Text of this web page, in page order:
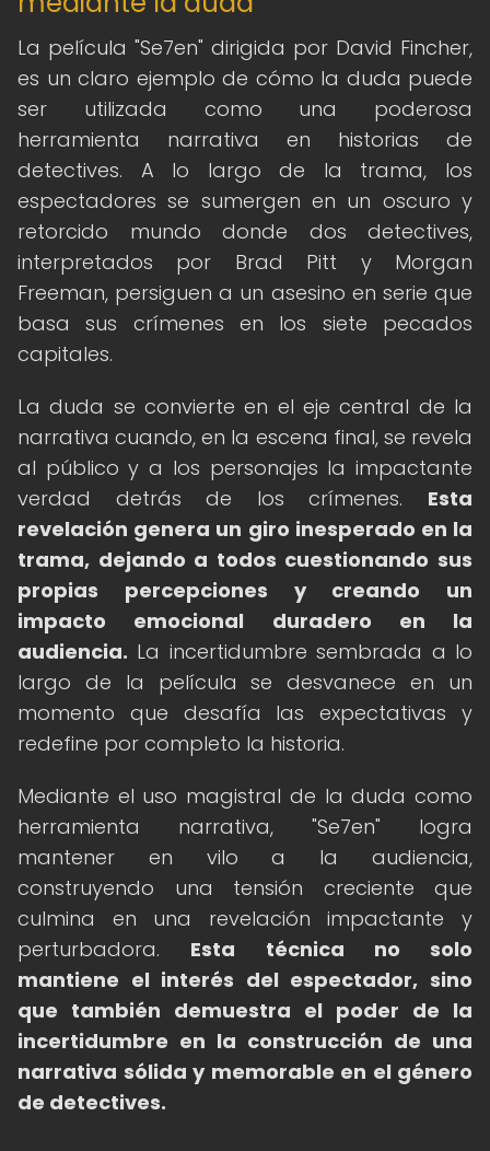
La película "Se7en" dirigida por David Fincher,
es un claro ejemplo de cómo la duda puede
ser utilizada como una poderosa
herramienta narrativa en historias de
detectives. A lo largo de la trama, los
espectadores se sumergen en un oscuro y
retorcido mundo donde dos detectives,
interpretados por Brad Pitt y Morgan
Freeman, persiguen a un asesino en serie que
basa sus crímenes en los siete pecados
capitales.
La duda se convierte en el eje central de la
narrativa cuando, en la escena final, se revela
al público y a los personajes la impactante
verdad detrás de los crímenes. Esta
revelación genera un giro inesperado en la
trama, dejando a todos cuestionando sus
propias percepciones y creando un
impacto emocional duradero en la
audiencia. La incertidumbre sembrada a lo
largo de la película se desvanece en un
momento que desafía las expectativas y
redefine por completo la historia.
Mediante el uso magistral de la duda como
herramienta narrativa, "Se7en" logra
mantener en vilo a la audiencia,
construyendo una tensión creciente que
culmina en una revelación impactante y
perturbadora. Esta técnica no solo
mantiene el interés del espectador, sino
que también demuestra el poder de la
incertidumbre en la construcción de una
narrativa sólida y memorable en el género
de detectives.